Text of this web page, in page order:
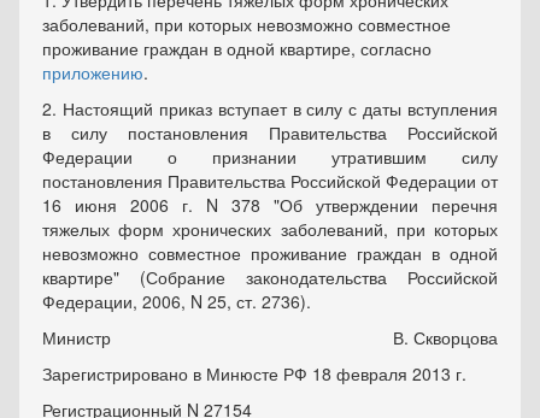
заболеваний, при которых невозможно совместное
проживание граждан в одной квартире, согласно
приложению.
2. Настоящий приказ вступает в силу с даты вступления
в силу постановления Правительства Российской
Федерации о признании утратившим силу
постановления Правительства Российской Федерации от
16 июня 2006 г. N 378 "Об утверждении перечня
тяжелых форм хронических заболеваний, при которых
невозможно совместное проживание граждан в одной
квартире" (Собрание законодательства Российской
Федерации, 2006, N 25, ст. 2736).
Министр
В. Скворцова
Зарегистрировано в Минюсте РФ 18 февраля 2013 г.
Регистрационный N 27154